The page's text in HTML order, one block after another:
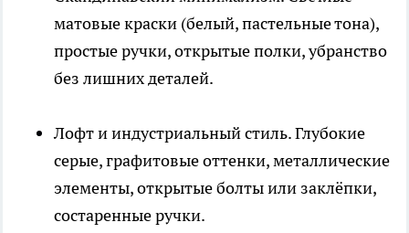
матовые краски (белый, пастельные тона),
простые ручки, открытые полки, убранство
без лишних деталей.
Лофт и индустриальный стиль. Глубокие
серые, графитовые оттенки, металлические
элементы, открытые болты или заклёпки,
состаренные ручки.